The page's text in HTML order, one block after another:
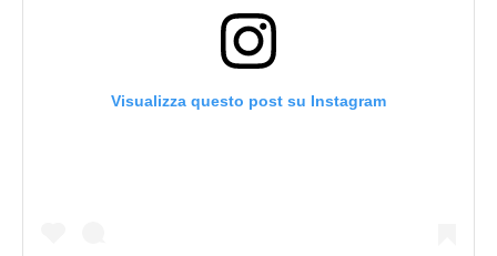
Visualizza questo post su Instagram